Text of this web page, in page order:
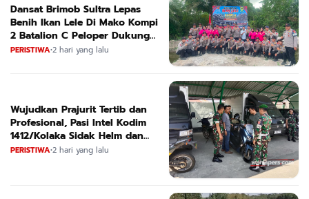
Dansat Brimob Sultra Lepas
Benih Ikan Lele Di Mako Kompi
2 Batalion C Peloper Dukung
ketahanan Pangan Nasional
PERISTIWA•2 hari yang lalu
Wujudkan Prajurit Tertib dan
Profesional, Pasi Intel Kodim
1412/Kolaka Sidak Helm dan
Kendaraan
PERISTIWA•2 hari yang lalu